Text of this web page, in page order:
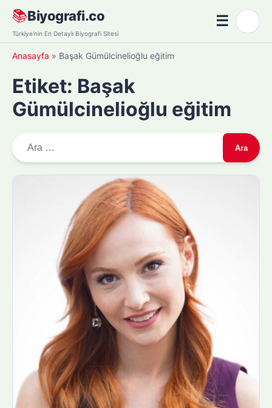
Skip
content
📚Biyografi.co
Türkiye'nin En Detaylı Biyografi Sitesi
☰Menü
Anasayfa » Başak Gümülcinelioğlu eğitim
Etiket: Başak
Gümülcinelioğlu eğitim
r